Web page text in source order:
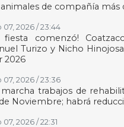
animales de compañía más
07, 2026 / 23:44
fiesta comenzó!
Turizo y Nicho
2026
07, 2026 / 23:36
trabajos de
Noviembre; habrá
2026 / 22:31